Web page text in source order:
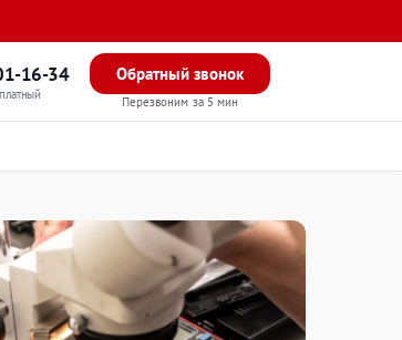
16-34 Обратный звонок
Перезвоним за 5 мин